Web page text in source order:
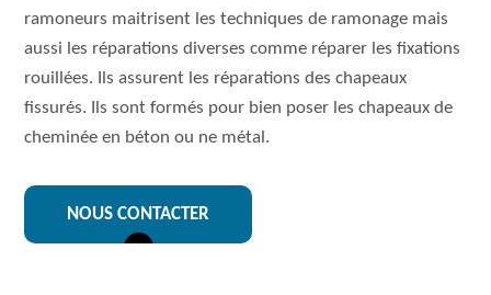
ramoneurs maitrisent les techniques de ramonage mais
aussi les réparations diverses comme réparer les fixations
rouillées. Ils assurent les réparations des chapeaux
fissurés. Ils sont formés pour bien poser les chapeaux de
cheminée en béton ou ne métal.
NOUS CONTACTER